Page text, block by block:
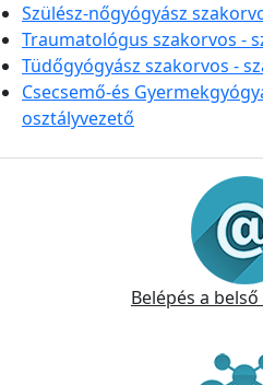
Szülész-nőgyógyász
Traumatológus szakorvos -
Tüdőgyógyász szakorvos -
Csecsemő-és
osztályvezető
Belépés a